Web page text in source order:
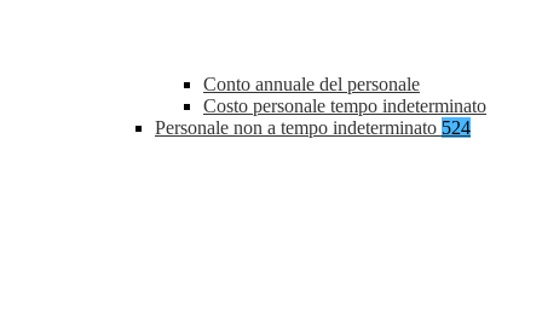
Conto annuale del personale
Costo personale tempo indeterminato
Personale non a tempo indeterminato 524